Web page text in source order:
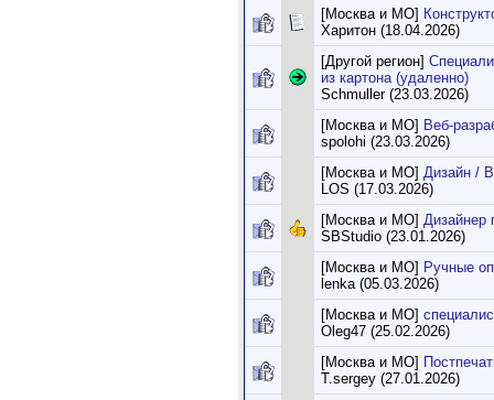
[Москва и МО]
Харитон (18.04.2026)
[Другой регион]
из картона (удаленно)
Schmuller (23.03.2026)
[Москва и МО] Веб-
spolohi (23.03.2026)
[Москва и МО] Дизайн /
LOS (17.03.2026)
[Москва и МО] Дизайнер
SBStudio (23.01.2026)
[Москва и МО] Ручные
lenka (05.03.2026)
[Москва и МО]
Oleg47 (25.02.2026)
[Москва и МО]
T.sergey (27.01.2026)